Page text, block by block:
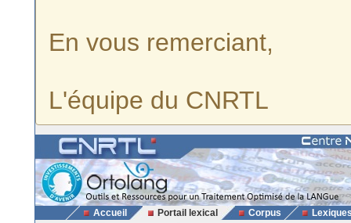
En vous remerciant,
L'équipe du CNRTL
Accueil Portail lexical Corpus